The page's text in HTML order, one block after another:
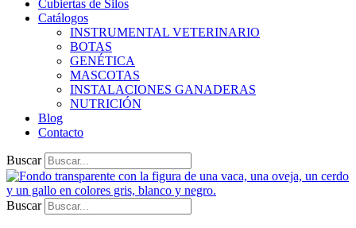
Cubiertas de Silos
Catálogos
INSTRUMENTAL VETERINARIO
BOTAS
GENÉTICA
MASCOTAS
INSTALACIONES GANADERAS
NUTRICIÓN
Blog
Contacto
Buscar
Buscar